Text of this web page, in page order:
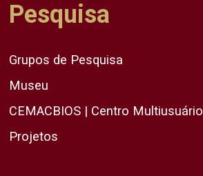
Pesquisa
Grupos de Pesquisa
Museu
CEMACBIOS | Centro Multiusuário
Projetos